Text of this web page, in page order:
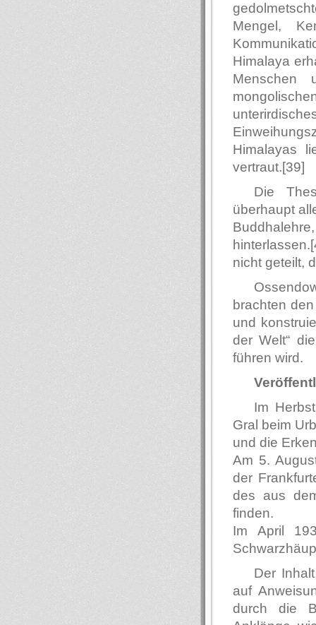
Mengel,
Himalaya
Menschen
Himalayas
vertraut.[39]
Die
überhaupt
nicht geteilt,
brachten
und
der Welt“
führen wird.
Im
Gral beim
und die
Am 5.
der
des aus
finden.
Im April
Der
auf
durch die